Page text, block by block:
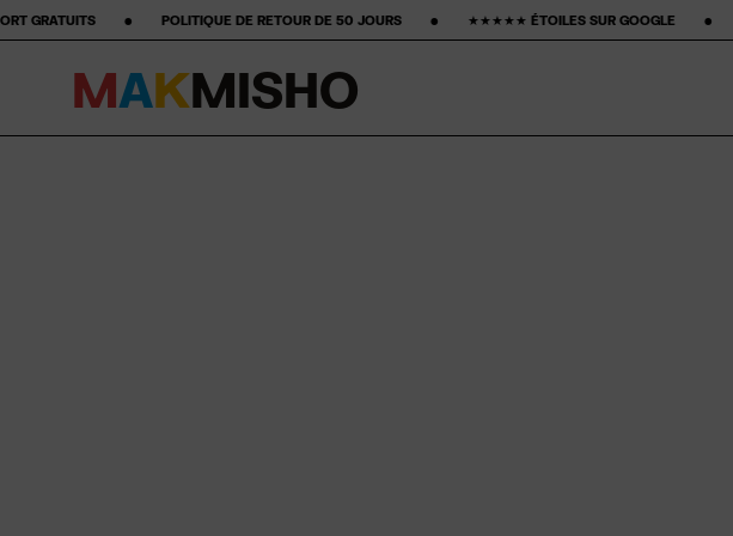
DE RETOUR DE 50 JOURS ‎ ‎ ‎ ‎ ‎ ‎ ‎ •‎ ‎ ‎ ‎ ‎ ‎ ‎ ‎ ★★★★★ ÉTOILES SUR GOOGLE ‎ ‎ ‎ ‎ ‎ ‎ ‎ •‎ ‎ ‎ ‎ ‎ ‎ ‎ ‎15% PREMIER ACHAT‎
MAKMISHO